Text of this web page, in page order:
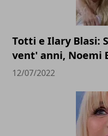
Totti e Ilary Blasi:
vent' anni, Noemi
12/07/2022